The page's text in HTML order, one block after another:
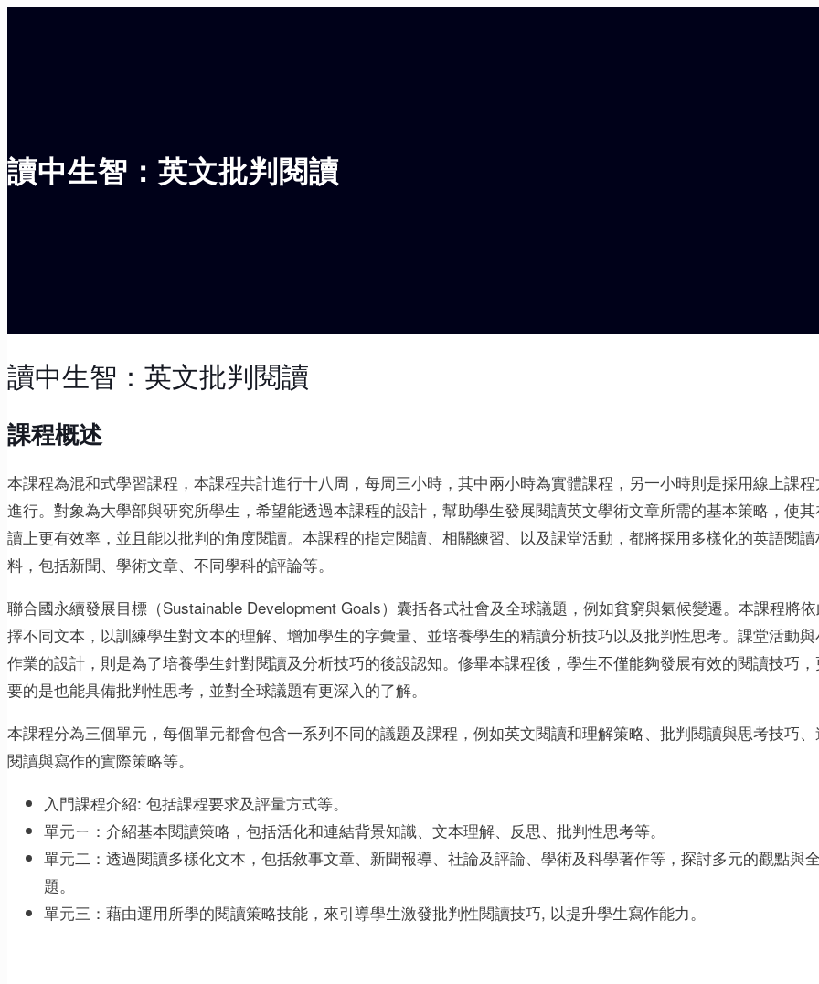
讀中生智：英文批判閱讀
讀中生智：英文批判閱讀
課程概述
本課程為混和式學習課程，本課程共計進行十八周，每周三小時，其中兩小時為實體課程，另一小時則是採用線上課
進行。對象為大學部與研究所學生，希望能透過本課程的設計，幫助學生發展閱讀英文學術文章所需的基本策略，使
讀上更有效率，並且能以批判的角度閱讀。本課程的指定閱讀、相關練習、以及課堂活動，都將採用多樣化的英語閱
料，包括新聞、學術文章、不同學科的評論等。
聯合國永續發展目標（Sustainable Development Goals）囊括各式社會及全球議題，例如貧窮與氣候變遷。本課程將
擇不同文本，以訓練學生對文本的理解、增加學生的字彙量、並培養學生的精讀分析技巧以及批判性思考。課堂活動
作業的設計，則是為了培養學生針對閱讀及分析技巧的後設認知。修畢本課程後，學生不僅能夠發展有效的閱讀技巧
要的是也能具備批判性思考，並對全球議題有更深入的了解。
本課程分為三個單元，每個單元都會包含一系列不同的議題及課程，例如英文閱讀和理解策略、批判閱讀與思考技巧
閱讀與寫作的實際策略等。
入門課程介紹: 包括課程要求及評量方式等。
單元ㄧ：介紹基本閱讀策略，包括活化和連結背景知識、文本理解、反思、批判性思考等。
單元二：透過閱讀多樣化文本，包括敘事文章、新聞報導、社論及評論、學術及科學著作等，探討多元的觀點與
題。
單元三：藉由運用所學的閱讀策略技能，來引導學生激發批判性閱讀技巧, 以提升學生寫作能力。